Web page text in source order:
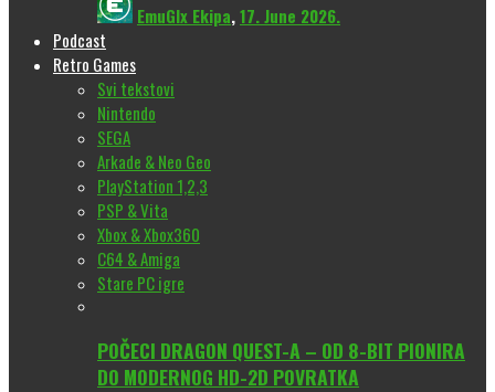
EmuGlx Ekipa,17. June 2026.
Podcast
Retro Games
Svi tekstovi
Nintendo
SEGA
Arkade & Neo Geo
PlayStation 1,2,3
PSP & Vita
Xbox & Xbox360
C64 & Amiga
Stare PC igre
POČECI DRAGON QUEST-A – OD 8-BIT PIONIRA
DO MODERNOG HD-2D POVRATKA